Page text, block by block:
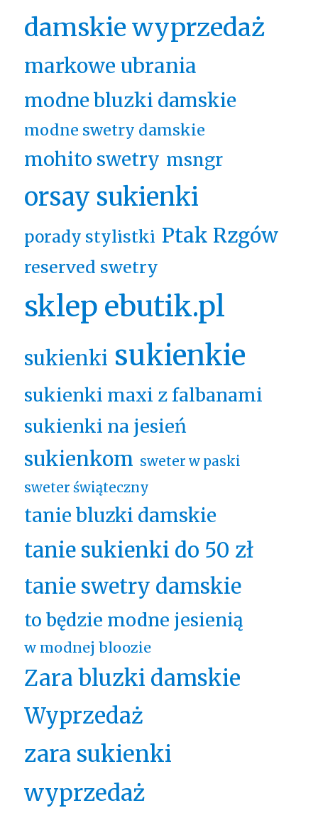
damskie wyprzedaż
markowe ubrania
modne bluzki damskie
modne swetry damskie
mohito swetry msngr
orsay sukienki
porady stylistki Ptak Rzgów
reserved swetry
sklep ebutik.pl
sukienki sukienkie
sukienki maxi z falbanami
sukienki na jesień
sukienkom sweter w paski
sweter świąteczny
tanie bluzki damskie
tanie sukienki do 50 zł
tanie swetry damskie
to będzie modne jesienią
w modnej bloozie
Zara bluzki damskie
Wyprzedaż
zara sukienki
wyprzedaż